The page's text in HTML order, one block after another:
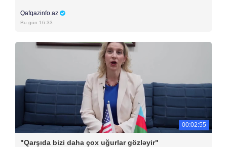
Qafqazinfo.az
Bu gün 16:33
00:02:55
"Qarşıda bizi daha çox uğurlar gözləyir"